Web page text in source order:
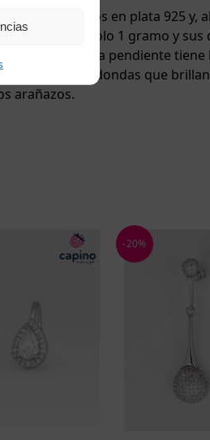
elaborados en plata 925 y,
es de tan solo 1 gramo y sus
distingue: cada pendiente
blancas redondas que
arañazos.
-20%